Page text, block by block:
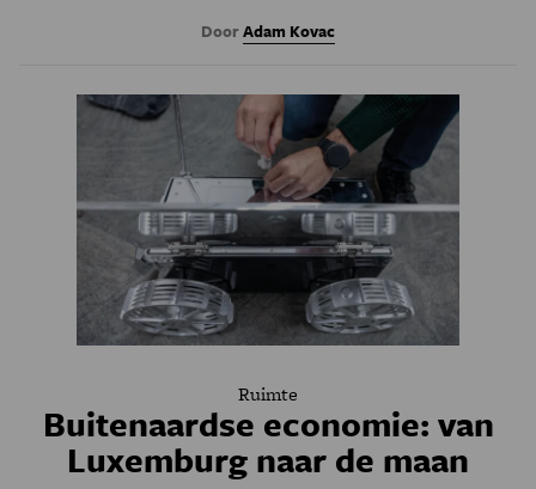
DoorAdam Kovac
Ruimte
Buitenaardse economie: van
Luxemburg naar de maan